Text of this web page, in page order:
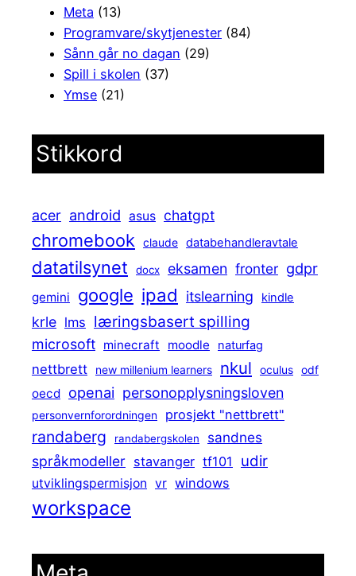
Meta (13)
Programvare/skytjenester (84)
Sånn går no dagan (29)
Spill i skolen (37)
Ymse (21)
Stikkord
acer android asus chatgpt
chromebook claude databehandleravtale
datatilsynet docx eksamen fronter gdpr
gemini google ipad itslearning kindle
krle lms læringsbasert spilling
microsoft minecraft moodle naturfag
nettbrett new millenium learners nkul oculus odf
oecd openai personopplysningsloven
personvernforordningen prosjekt "nettbrett"
randaberg randabergskolen
sandnes
språkmodeller stavanger tf101 udir
utviklingspermisjon vr windows
workspace